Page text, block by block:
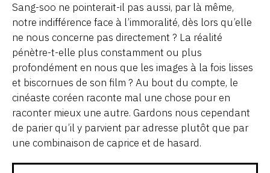
Sang-soo ne pointerait-il pas aussi, par là même,
notre indifférence face à l’immoralité, dès lors qu’elle
ne nous concerne pas directement ? La réalité
pénètre-t-elle plus constamment ou plus
profondément en nous que les images à la fois lisses
et biscornues de son film ? Au bout du compte, le
cinéaste coréen raconte mal une chose pour en
raconter mieux une autre. Gardons nous cependant
de parier qu’il y parvient par adresse plutôt que par
une combinaison de caprice et de hasard.